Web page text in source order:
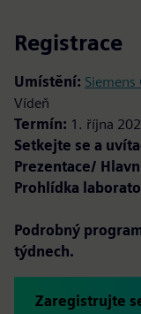
Registrace
Umístění: Siemens
Vídeň
Termín: 1. října
Setkejte se a
Prezentace/
Prohlídka
Podrobný
týdnech.
Zaregistrujte